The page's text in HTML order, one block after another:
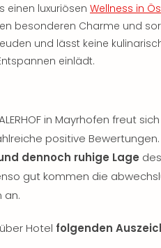
einen luxuriösen Wellness in
besonderen Charme und
und lässt keine
einlädt.
in Mayrhofen freut
positive
dennoch ruhige Lage
gut kommen die
an.
Hotel folgenden